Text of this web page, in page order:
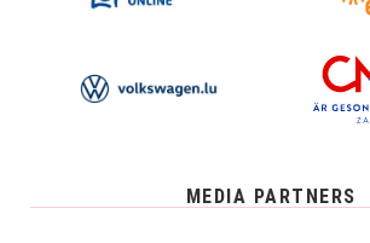
MEDIA PARTNERS